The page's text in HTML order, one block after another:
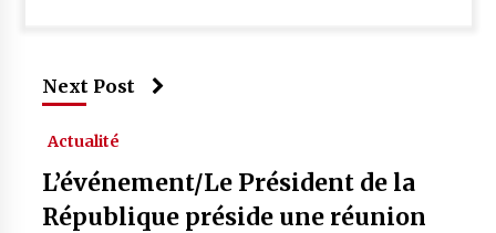
Next Post
Actualité
L’événement/Le Président de la
République préside une réunion